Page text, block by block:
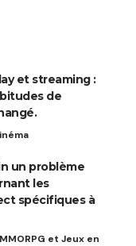
et streaming :
de
un problème
les
spécifiques à
et Jeux en